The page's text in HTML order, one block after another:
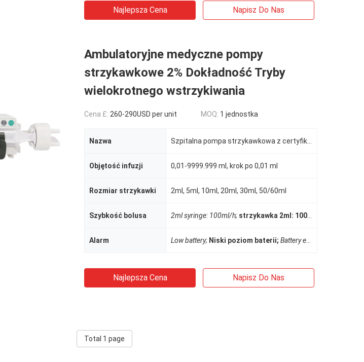
Najlepsza Cena Napisz Do Nas
Ambulatoryjne medyczne pompy
strzykawkowe 2% Dokładność Tryby
wielokrotnego wstrzykiwania
Cena £: 260-290USD per unit MOQ: 1 jednostka
Nazwa
Objętość infuzji 0,01-9999.999 ml, krok po 0,01 ml
Rozmiar strzykawki 2ml, 5ml, 10ml, 20ml, 30ml, 50/60ml
Szybkość bolusa 2ml syringe: 100ml/h; strzykawka 2ml: 100ml/h;
Alarm Low battery; Niski poziom baterii; Battery exhausted, Air in line, Door open, AC an
Najlepsza Cena Napisz Do Nas
Total 1 page